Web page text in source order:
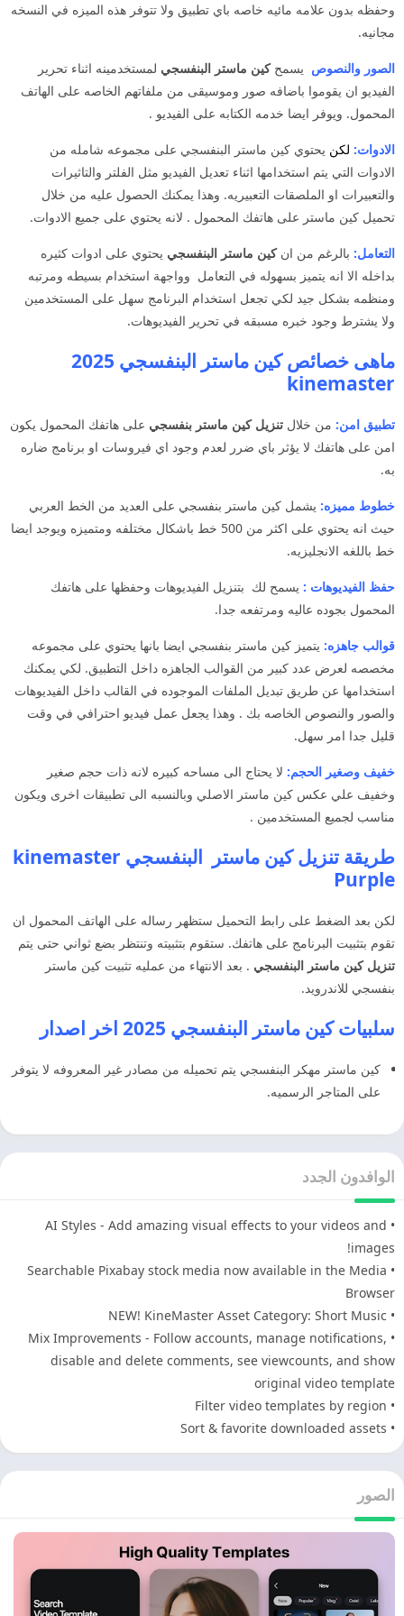
وحفظه بدون علامه مائيه خاصه باي تطبيق ولا تتوفر هذه الميزه في النسخه
مجانيه.
الصور والنصوص يسمحكين ماستر البنفسجي لمستخدمينه اثناء تحرير
الفيديو ان يقوموا باضافه صور وموسيقى من ملفاتهم الخاصه على الهاتف
المحمول. ويوفر ايضا خدمه الكتابه على الفيديو .
الادوات: لكن يحتوي كين ماستر البنفسجي على مجموعه شامله من
الادوات التي يتم استخدامها اثناء تعديل الفيديو مثل الفلتر والتاثيرات
والتعبيرات او الملصقات التعبيريه. وهذا يمكنك الحصول عليه من خلال
تحميل كين ماستر على هاتفك المحمول . لانه يحتوي على جميع الادوات.
التعامل: بالرغم من انكين ماستر البنفسجي يحتوي على ادوات كثيره
بداخله الا انه يتميز بسهوله في التعامل وواجهة استخدام بسيطه ومرتبه
ومنظمه بشكل جيد لكي تجعل استخدام البرنامج سهل على المستخدمين
ولا يشترط وجود خبره مسبقه في تحرير الفيديوهات.
ماهى خصائص كين ماستر البنفسجي 2025
kinemaster
تطبيق امن: من خلال تنزيل كين ماستر بنفسجي على هاتفك المحمول يكون
امن على هاتفك لا يؤثر باي ضرر لعدم وجود اي فيروسات او برنامج ضاره
به.
خطوط مميزه: يشمل كين ماستر بنفسجي على العديد من الخط العربي
حيث انه يحتوي على اكثر من 500 خط باشكال مختلفه ومتميزه ويوجد ايضا
خط باللغه الانجليزيه.
حفظ الفيديوهات : يسمح لك بتنزيل الفيديوهات وحفظها على هاتفك
المحمول بجوده عاليه ومرتفعه جدا.
قوالب جاهزه: يتميز كين ماستر بنفسجي ايضا بانها يحتوي على مجموعه
مخصصه لعرض عدد كبير من القوالب الجاهزه داخل التطبيق. لكي يمكنك
استخدامها عن طريق تبديل الملفات الموجوده في القالب داخل الفيديوهات
والصور والنصوص الخاصه بك . وهذا يجعل عمل فيديو احترافي في وقت
قليل جدا امر سهل.
خفيف وصغير الحجم: لا يحتاج الى مساحه كبيره لانه ذات حجم صغير
وخفيف علي عكس كين ماستر الاصلي وبالنسبه الى تطبيقات اخرى ويكون
مناسب لجميع المستخدمين .
طريقة تنزيل كين ماستر البنفسجي kinemaster
Purple
لكن بعد الضغط على رابط التحميل ستظهر رساله على الهاتف المحمول ان
تقوم بتثبيت البرنامج على هاتفك. ستقوم بتثبيته وتنتظر بضع ثواني حتى يتم
تنزيل كين ماستر البنفسجي . بعد الانتهاء من عمليه تثبيت كين ماستر
بنفسجي للاندرويد.
سلبيات كين ماستر البنفسجي 2025 اخر اصدار
كين ماستر مهكر البنفسجي يتم تحميله من مصادر غير المعروفه لا يتوفر
على المتاجر الرسميه.
الوافدون الجدد
• AI Styles - Add amazing visual effects to your videos and
images!
• Searchable Pixabay stock media now available in the Media
Browser
• NEW! KineMaster Asset Category: Short Music
• Mix Improvements - Follow accounts, manage notifications,
disable and delete comments, see viewcounts, and show
original video template
• Filter video templates by region
• Sort & favorite downloaded assets
الصور